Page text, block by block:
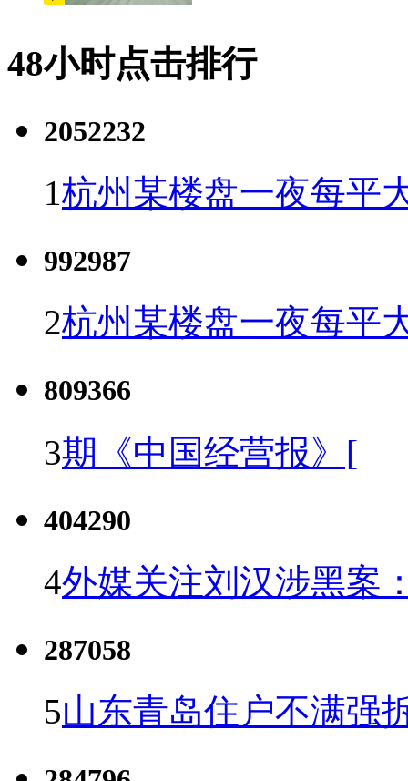
48小时点击排行
2052232
1杭州某楼盘一夜每平
992987
2杭州某楼盘一夜每平
809366
3期《中国经营报》[
404290
4外媒关注刘汉涉黑案
287058
5山东青岛住户不满强